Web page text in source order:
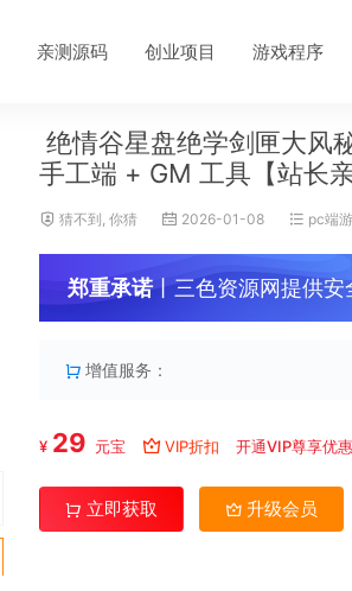
亲测源码 创业项目 游戏程序
绝情谷星盘绝学剑匣大风
手工端 + GM 工具【站长亲
猜不到, 你猜 2026-01-08 pc端
郑重承诺丨三色资源网提供
增值服务：
¥ 29 元宝 VIP折扣 开通VIP尊享优
立即获取 升级会员